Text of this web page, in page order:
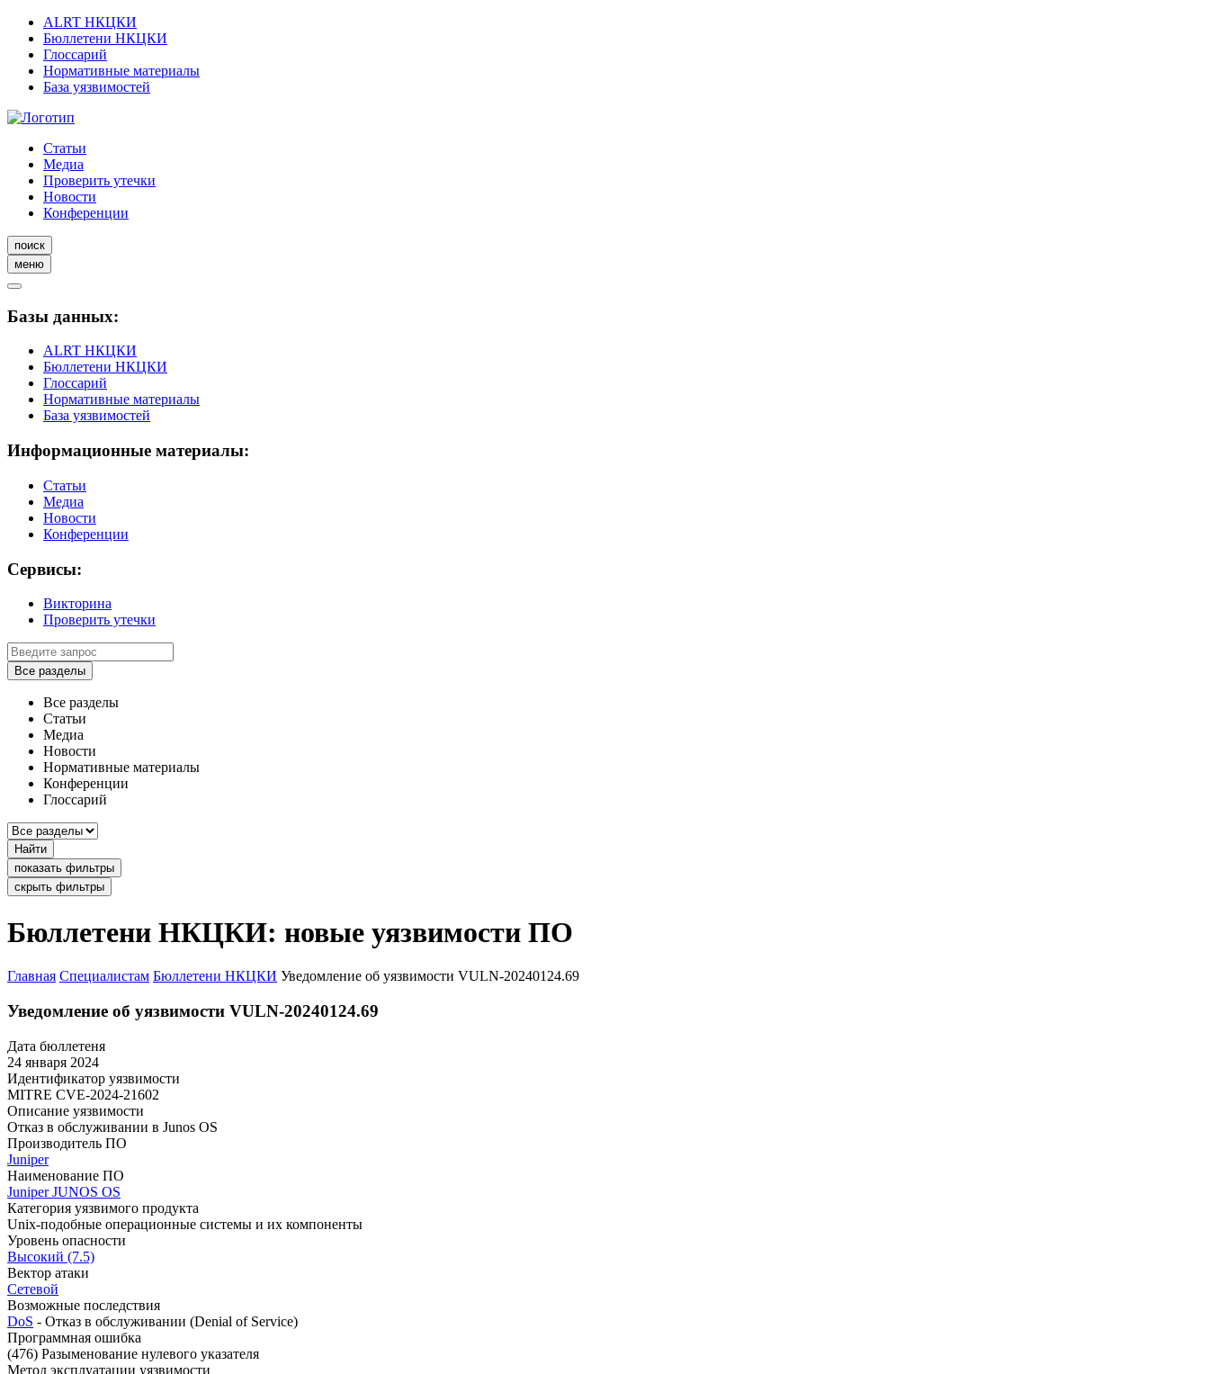
ALRT НКЦКИ
Бюллетени НКЦКИ
Глоссарий
Нормативные материалы
База уязвимостей
Статьи
Медиа
Проверить утечки
Новости
Конференции
поиск
меню
Базы данных:
ALRT НКЦКИ
Бюллетени НКЦКИ
Глоссарий
Нормативные материалы
База уязвимостей
Информационные материалы:
Статьи
Медиа
Новости
Конференции
Сервисы:
Викторина
Проверить утечки
Все разделы
Все разделы
Статьи
Медиа
Новости
Нормативные материалы
Конференции
Глоссарий
Найти
показать фильтры
скрыть фильтры
Бюллетени НКЦКИ: новые уязвимости ПО
Главная Специалистам Бюллетени НКЦКИ Уведомление об уязвимости VULN-20240124.69
Уведомление об уязвимости VULN-20240124.69
Дата бюллетеня
24 января 2024
Идентификатор уязвимости
MITRE CVE-2024-21602
Описание уязвимости
Отказ в обслуживании в Junos OS
Производитель ПО
Juniper
Наименование ПО
Juniper JUNOS OS
Категория уязвимого продукта
Unix-подобные операционные системы и их компоненты
Уровень опасности
Высокий (7.5)
Вектор атаки
Сетевой
Возможные последствия
DoS - Отказ в обслуживании (Denial of Service)
Программная ошибка
(476) Разыменование нулевого указателя
Метод эксплуатации уязвимости